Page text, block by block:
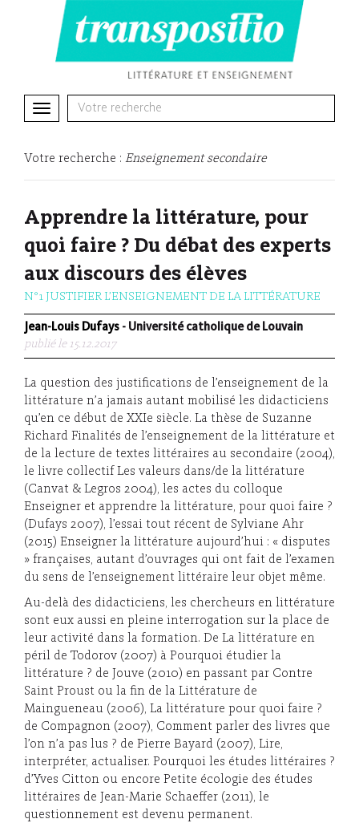
Toggle
Votre recherche : Enseignement secondaire
Apprendre la littérature, pour
quoi faire ? Du débat des experts
aux discours des élèves
N°1 JUSTIFIER L’ENSEIGNEMENT DE LA LITTÉRATURE
Jean-Louis Dufays - Université catholique de Louvain
publié le 15.12.2017
La question des justifications de l’enseignement de la
littérature n’a jamais autant mobilisé les didacticiens
qu’en ce début de XXIe siècle. La thèse de Suzanne
Richard Finalités de l’enseignement de la littérature et
de la lecture de textes littéraires au secondaire (2004),
le livre collectif Les valeurs dans/de la littérature
(Canvat & Legros 2004), les actes du colloque
Enseigner et apprendre la littérature, pour quoi faire ?
(Dufays 2007), l’essai tout récent de Sylviane Ahr
(2015) Enseigner la littérature aujourd’hui : « disputes
» françaises, autant d’ouvrages qui ont fait de l’examen
du sens de l’enseignement littéraire leur objet même.
Au-delà des didacticiens, les chercheurs en littérature
sont eux aussi en pleine interrogation sur la place de
leur activité dans la formation. De La littérature en
péril de Todorov (2007) à Pourquoi étudier la
littérature ? de Jouve (2010) en passant par Contre
Saint Proust ou la fin de la Littérature de
Maingueneau (2006), La littérature pour quoi faire ?
de Compagnon (2007), Comment parler des livres que
l’on n’a pas lus ? de Pierre Bayard (2007), Lire,
interpréter, actualiser. Pourquoi les études littéraires ?
d’Yves Citton ou encore Petite écologie des études
littéraires de Jean-Marie Schaeffer (2011), le
questionnement est devenu permanent.